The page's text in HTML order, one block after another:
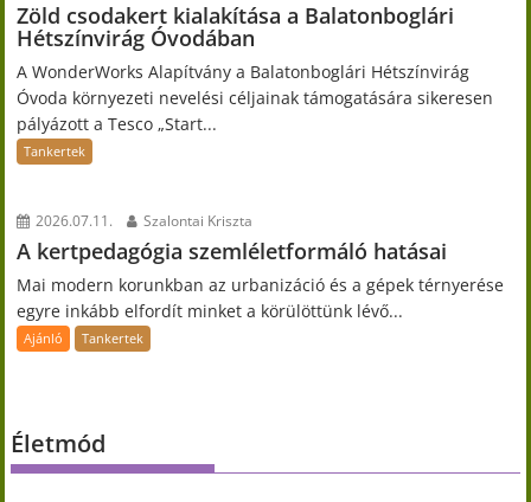
Zöld csodakert kialakítása a Balatonboglári
Hétszínvirág Óvodában
A WonderWorks Alapítvány a Balatonboglári Hétszínvirág
Óvoda környezeti nevelési céljainak támogatására sikeresen
pályázott a Tesco „Start...
Tankertek
2026.07.11. Szalontai Kriszta
A kertpedagógia szemléletformáló hatásai
Mai modern korunkban az urbanizáció és a gépek térnyerése
egyre inkább elfordít minket a körülöttünk lévő...
Ajánló Tankertek
Életmód